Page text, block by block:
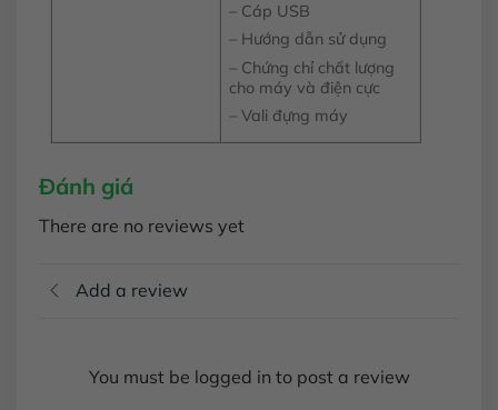
– Cáp USB
– Hướng dẫn sử dụng
– Chứng chỉ chất lượng
cho máy và điện cực
– Vali đựng máy
Đánh giá
There are no reviews yet
Add a review
You must be logged in to post a review